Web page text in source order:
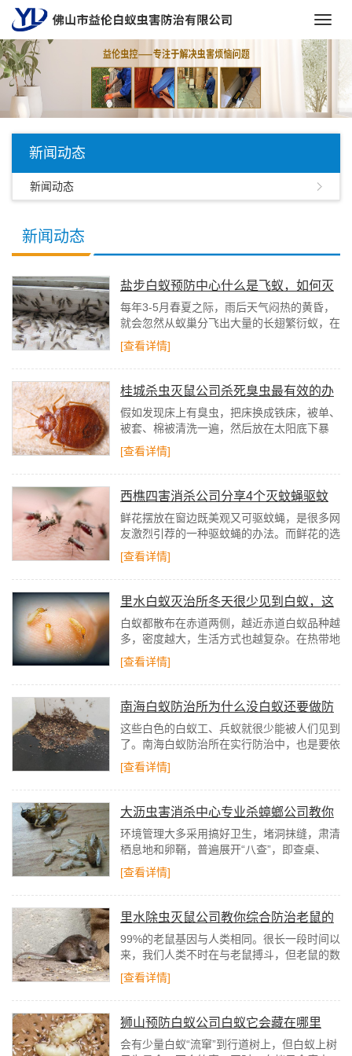
新闻动态
新闻动态
新闻动态
盐步白蚁预防中心什么是飞蚁，如何灭
治飞蚁
每年3-5月春夏之际，雨后天气闷热的黄昏，
就会忽然从蚁巢分飞出大量的长翅繁衍蚁，在
离巢不远处的建筑物左近低飞，它们飞行时间
很短，这种现象称为婚飞或群飞。
[查看详情]
桂城杀虫灭鼠公司杀死臭虫最有效的办
法你知道吗？
假如发现床上有臭虫，把床换成铁床，被单、
被套、棉被清洗一遍，然后放在太阳底下暴
晒，来消灭它们。假如发现衣服上有臭虫，立
刻脱下来清洗，水煮，暴晒来消灭它们。
[查看详情]
西樵四害消杀公司分享4个灭蚊蝇驱蚊
蝇的实用小妙招
鲜花摆放在窗边既美观又可驱蚊蝇，是很多网
友激烈引荐的一种驱蚊蝇的办法。而鲜花的选
择能够是茉莉花、薄荷、香艾等，都能够起到
驱蚊蝇的效果。
[查看详情]
里水白蚁灭治所冬天很少见到白蚁，这
是为什么呢
白蚁都散布在赤道两侧，越近赤道白蚁品种越
多，密度越大，生活方式也越复杂。在热带地
域能够看到白蚁筑垅巢于空中，而温带地域则
没有，对广东的家庭要挟比拟大的是台湾乳白
蚁。
[查看详情]
南海白蚁防治所为什么没白蚁还要做防
白蚁处置
这些白色的白蚁工、兵蚁就很少能被人们见到
了。南海白蚁防治所在实行防治中，也是要依
据白蚁活动时暴显露的种种千丝万缕，同时分
别控制的白蚁常识战争时积聚的阅历才干发现
白蚁，对它实行防治。
[查看详情]
大沥虫害消杀中心专业杀蟑螂公司教你
蟑螂怎么消灭
环境管理大多采用搞好卫生，堵洞抹缝，肃清
栖息地和卵鞘，普遍展开“八查”，即查桌、
柜、椅、口(小水道口)、池(洗濯池)、案(食品
操作台)、缝、堆(杂物堆)等方法实行。
[查看详情]
里水除虫灭鼠公司教你综合防治老鼠的
方法
99%的老鼠基因与人类相同。很长一段时间以
来，我们人类不时在与老鼠搏斗，但老鼠的数
量从未减少过。老鼠的种群结构和密度在不时
变化，它们会主动或被动地迁移。
[查看详情]
狮山预防白蚁公司白蚁它会藏在哪里
呢？怎么才能找到蚁巢
会有少量白蚁“流窜”到行道树上，但白蚁上树